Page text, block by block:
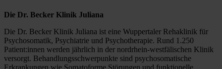
Die Dr. Becker Klinik Juliana
Die Dr. Becker Klinik Juliana ist eine Wuppertaler Rehaklinik für
Psychosomatik, Psychiatrie und Psychotherapie. Rund 1.250
Patient:innen werden jährlich in der nordrhein-westfälischen Klinik
versorgt. Behandlungsschwerpunkte sind psychosomatische
Erkrankungen wie Somatoforme Störungen und funktionelle